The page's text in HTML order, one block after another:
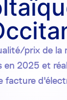
prix de la
en 2025 et
facture